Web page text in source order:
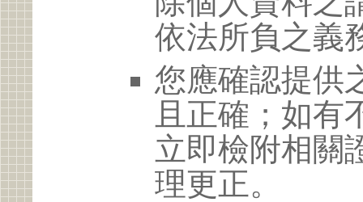
依法所負之義
您應確認提供
且正確；如有
立即檢附相關
理更正。